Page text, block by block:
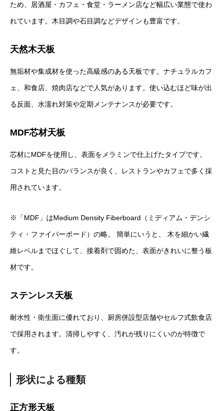
ため、居酒屋・カフェ・食堂・ラーメン店など幅広い業態で使わ
れています。木目調や石目調などデザインも豊富です。
天然木天板
無垢材や集成材を使った高級感のある天板です。ナチュラルカフ
ェ、和食店、焼肉店などで人気があります。使い込むほど味が出
る反面、水濡れ対策や定期メンテナンスが必要です。
MDF芯材天板
芯材にMDFを使用し、表面をメラミンで仕上げたタイプです。
コストと見た目のバランスが良く、レストランやカフェで多く採
用されています。
※「MDF」はMedium Density Fiberboard（ミディアム・デンシ
ティ・ファイバーボード）の略。 簡単にいうと、 木を細かい繊
維レベルまでほぐして、接着剤で固めた、表面がきれいに整う板
材です。
ステンレス天板
耐水性・衛生面に優れており、厨房併設型店舗やセルフ式飲食店
で採用されます。清掃しやすく、汚れが残りにくいのが特徴で
す。
形状による種類
正方形天板